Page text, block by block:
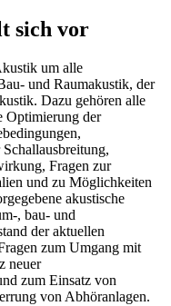
sich vor
um alle
und Raumakustik, der
Dazu gehören alle
Optimierung der
Fragen zur
und zu Möglichkeiten
akustische
, bau- und
der aktuellen
zum Umgang mit
neuer
zum Einsatz von
von Abhöranlagen.